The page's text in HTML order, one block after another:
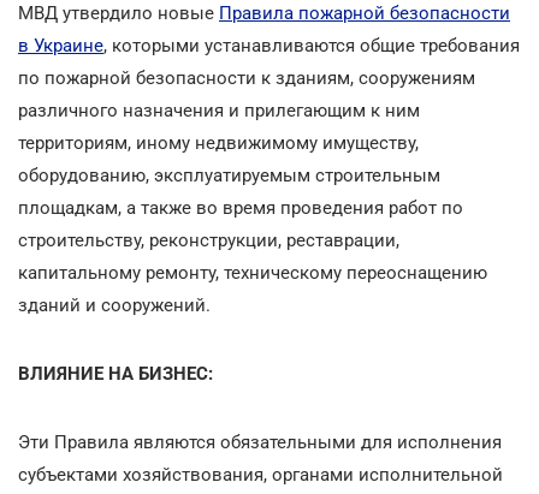
МВД утвердило новые Правила пожарной безопасности
в Украине, которыми устанавливаются общие требования
по пожарной безопасности к зданиям, сооружениям
различного назначения и прилегающим к ним
территориям, иному недвижимому имуществу,
оборудованию, эксплуатируемым строительным
площадкам, а также во время проведения работ по
строительству, реконструкции, реставрации,
капитальному ремонту, техническому переоснащению
зданий и сооружений.
ВЛИЯНИЕ НА БИЗНЕС:
Эти Правила являются обязательными для исполнения
субъектами хозяйствования, органами исполнительной